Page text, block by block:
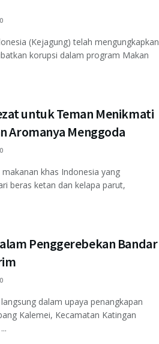
0
(Kejagung) telah mengungkapkan
korupsi dalam program Makan
untuk Teman Menikmati
Aromanya Menggoda
0
khas Indonesia yang
beras ketan dan kelapa parut,
Penggerebekan Bandar
0
dalam upaya penangkapan
Kalemei, Kecamatan Katingan